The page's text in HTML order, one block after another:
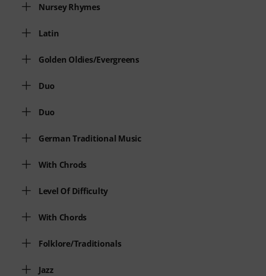
Nursey Rhymes
Latin
Golden Oldies/Evergreens
Duo
Duo
German Traditional Music
With Chrods
Level Of Difficulty
With Chords
Folklore/Traditionals
Jazz